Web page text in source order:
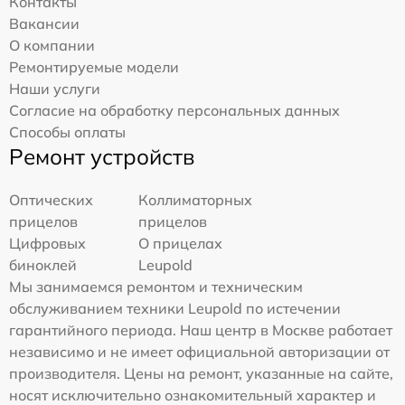
Вакансии
О компании
Ремонтируемые модели
Наши услуги
Согласие на обработку персональных данных
Способы оплаты
Ремонт устройств
Оптических
прицелов
Коллиматорных
прицелов
Цифровых
биноклей
О прицелах
Leupold
Мы занимаемся ремонтом и техническим
обслуживанием техники Leupold по истечении
гарантийного периода. Наш центр в Москве работает
независимо и не имеет официальной авторизации от
производителя. Цены на ремонт, указанные на сайте,
носят исключительно ознакомительный характер и